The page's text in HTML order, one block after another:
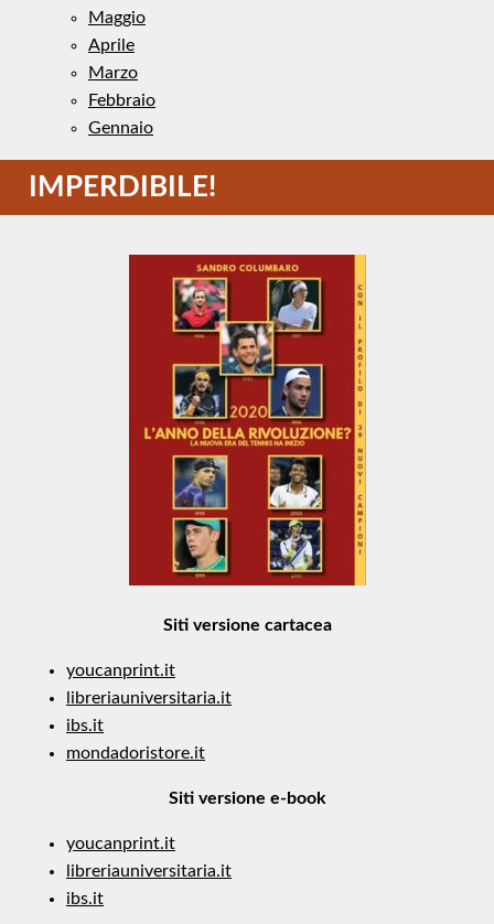
Maggio
Aprile
Marzo
Febbraio
Gennaio
IMPERDIBILE!
Siti versione cartacea
youcanprint.it
libreriauniversitaria.it
ibs.it
mondadoristore.it
Siti versione e-book
youcanprint.it
libreriauniversitaria.it
ibs.it